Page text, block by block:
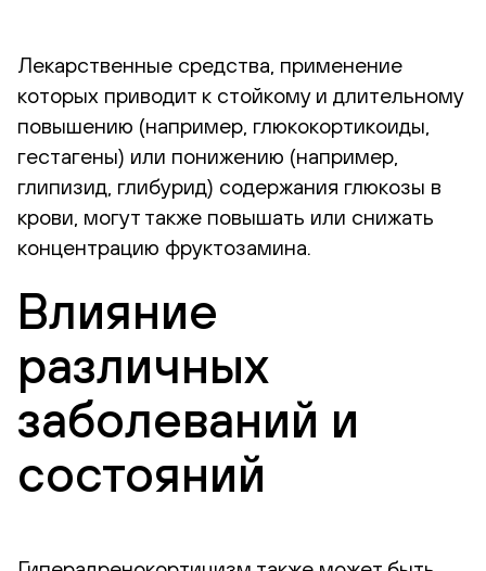
Лекарственные средства, применение
которых приводит к стойкому и длительному
повышению (например, глюкокортикоиды,
гестагены) или понижению (например,
глипизид, глибурид) содержания глюкозы в
крови, могут также повышать или снижать
концентрацию фруктозамина.
Влияние
различных
заболеваний и
состояний